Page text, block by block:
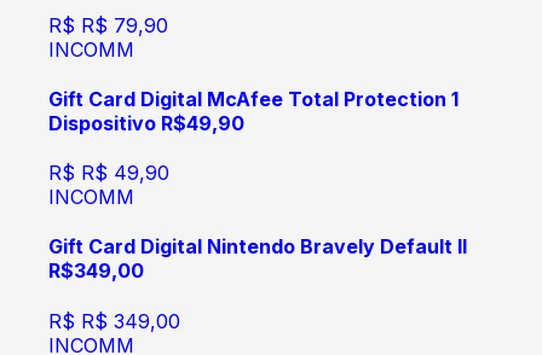
R$ R$ 79,90
INCOMM
Gift Card Digital McAfee Total Protection 1
Dispositivo R$49,90
R$ R$ 49,90
INCOMM
Gift Card Digital Nintendo Bravely Default II
R$349,00
R$ R$ 349,00
INCOMM